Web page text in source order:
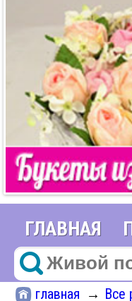
ГЛАВНАЯ
главная → Все